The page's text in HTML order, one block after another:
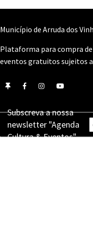
Município de Arruda dos
Plataforma para compra
eventos gratuitos sujeitos
Subscreva a nossa
newsletter "Agenda
Cultura & Eventos"